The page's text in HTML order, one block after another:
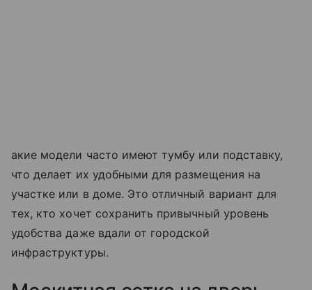
акие модели часто имеют тумбу или подставку,
что делает их удобными для размещения на
участке или в доме. Это отличный вариант для
тех, кто хочет сохранить привычный уровень
удобства даже вдали от городской
инфраструктуры.